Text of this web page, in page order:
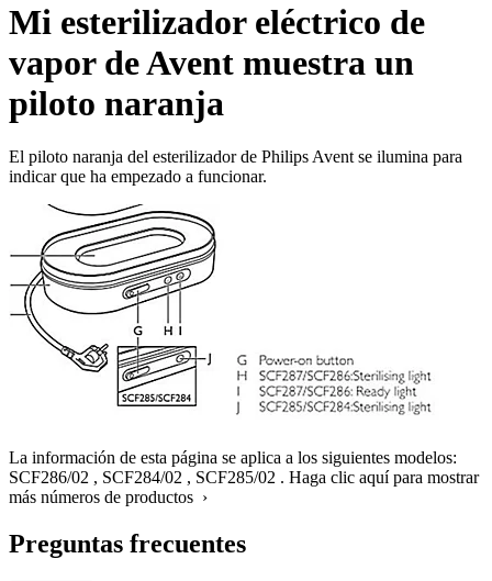
Mi esterilizador eléctrico de
vapor de Avent muestra un
piloto naranja
El piloto naranja del esterilizador de Philips Avent se ilumina para
indicar que ha empezado a funcionar.
La información de esta página se aplica a los siguientes modelos:
SCF286/02 , SCF284/02 , SCF285/02 . Haga clic aquí para mostrar
más números de productos ›
Preguntas frecuentes